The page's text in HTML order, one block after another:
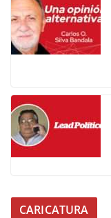
CARICATURA